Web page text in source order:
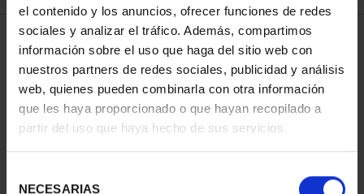
el contenido y los anuncios, ofrecer funciones de redes
sociales y analizar el tráfico. Además, compartimos
información sobre el uso que haga del sitio web con
nuestros partners de redes sociales, publicidad y análisis
web, quienes pueden combinarla con otra información
que les haya proporcionado o que hayan recopilado a
partir del uso que haya hecho de sus servicios.
NECESARIAS
4 Productos encontrados